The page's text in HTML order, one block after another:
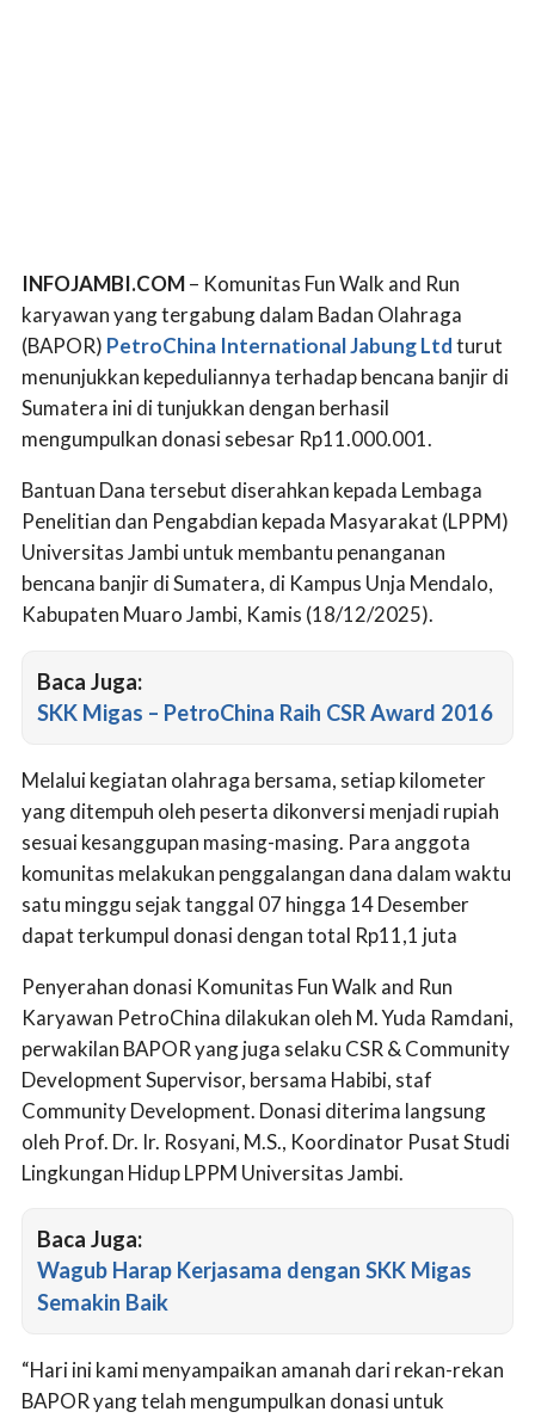
INFOJAMBI.COM– Komunitas Fun Walk and Run
karyawan yang tergabung dalam Badan Olahraga
(BAPOR) PetroChina International Jabung Ltdturut
menunjukkan kepeduliannya terhadap bencana banjir di
Sumatera ini di tunjukkan dengan berhasil
mengumpulkan donasi sebesar Rp11.000.001.
Bantuan Dana tersebut diserahkan kepada Lembaga
Penelitian dan Pengabdian kepada Masyarakat (LPPM)
Universitas Jambi untuk membantu penanganan
bencana banjir di Sumatera, di Kampus Unja Mendalo,
Kabupaten Muaro Jambi, Kamis (18/12/2025).
Baca Juga:
SKK Migas – PetroChina Raih CSR Award 2016
Melalui kegiatan olahraga bersama, setiap kilometer
yang ditempuh oleh peserta dikonversi menjadi rupiah
sesuai kesanggupan masing-masing. Para anggota
komunitas melakukan penggalangan dana dalam waktu
satu minggu sejak tanggal 07 hingga 14 Desember
dapat terkumpul donasi dengan total Rp11,1 juta
Penyerahan donasi Komunitas Fun Walk and Run
Karyawan PetroChina dilakukan oleh M. Yuda Ramdani,
perwakilan BAPOR yang juga selaku CSR & Community
Development Supervisor, bersama Habibi, staf
Community Development. Donasi diterima langsung
oleh Prof. Dr. Ir. Rosyani, M.S., Koordinator Pusat Studi
Lingkungan Hidup LPPM Universitas Jambi.
Baca Juga:
Wagub Harap Kerjasama dengan SKK Migas
Semakin Baik
“Hari ini kami menyampaikan amanah dari rekan-rekan
BAPOR yang telah mengumpulkan donasi untuk